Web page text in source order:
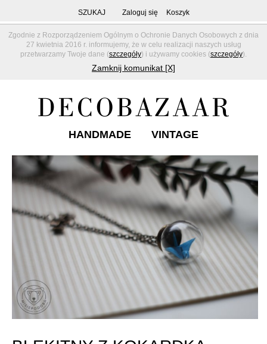
Zgodnie z Rozporządzeniem Ogólnym o Ochronie Danych Osobowych z dnia
27 kwietnia 2016 r. informujemy, że w celu realizacji naszych usług
przetwarzamy Twoje dane (szczegóły) i używamy cookies (szczegóły).
Zamknij komunikat [X]
SZUKAJ Zaloguj się Koszyk
HANDMADE VINTAGE